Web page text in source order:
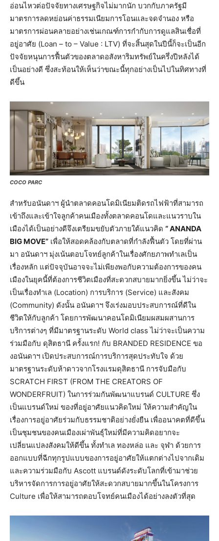
อ่อนไหวต่อปัจจัยทางเศรษฐกิจไม่มากนัก บวกกับภาครัฐมี
มาตรการลดหย่อนค่าธรรมเนียมการโอนและจดจำนอง หรือ
มาตรการผ่อนคลายอย่างเช่นเกณฑ์การกำกับการดูแลสินเชื่อที่
อยู่อาศัย (Loan – to – Value : LTV) ที่จะสิ้นสุดในปีนี้ก็จะเป็นอีก
ปัจจัยหนุนการฟื้นตัวของตลาดอสังหาริมทรัพย์ในครึ่งปีหลังได้
เป็นอย่างดี ซึ่งสะท้อนให้เห็นว่าขณะนี้ทุกอย่างเป็นไปในทิศทางที่
ดีขึ้น
COCO PARC
สำหรับอนันดาฯ ผู้นำตลาดคอนโดมิเนียมติดรถไฟฟ้าที่สามารถ
เข้าถึงและเข้าใจลูกค้าคนเมืองทั้งตลาดคอนโดและแนวราบใน
เมืองได้เป็นอย่างดีจึงเตรียมขยับตัวภายใต้แนวคิด “ ANANDA
BIG MOVE” เพื่อให้สอดคล้องกับตลาดที่กำลังฟื้นตัว โดยที่ผ่าน
มา อนันดาฯ มุ่งเน้นตอบโจทย์ลูกค้าในเรื่องศักยภาพทำเลเป็น
เรื่องหลัก แต่ปัจจุบันอาจจะไม่เพียงพอกับความต้องการของคน
เมืองในยุคนี้ที่ต้องการชีวิตเมืองที่สะดวกสบายมากยิ่งขึ้น ไม่ว่าจะ
เป็นเรื่องทำเล (Location) การบริการ (Service) และสังคม
(Community) ดังนั้น อนันดาฯ จึงเร่งมอบประสบการณ์ที่ดีใน
ชีวิตให้กับลูกค้า โดยการพัฒนาคอนโดมิเนียมผสมผสานการ
บริการต่างๆ ที่มีมาตรฐานระดับ World class ไม่ว่าจะเป็นความ
ร่วมมือกับ ดุสิตธานี ครั้งแรก! กับ BRANDED RESIDENCE ขอ
งอนันดาฯ เปิดประสบการณ์การบริการสุดประทับใจ ด้วย
มาตรฐานระดับห้าดาวจากโรงแรมดุสิตธานี การจับมือกับ
SCRATCH FIRST (FROM THE CREATORS OF
WONDERFRUIT) ในการร่วมกันพัฒนาแบรนด์ CULTURE ซึ่ง
เป็นแบรนด์ใหม่ ของที่อยู่อาศัยแนวคิดใหม่ ให้ความสำคัญใน
เรื่องการอยู่อาศัยร่วมกับธรรมชาติอย่างยั่งยืน เพื่ออนาคตที่ดีขึ้น
เป็นชุมชนของคนเมืองเผ่าพันธุ์ใหม่ที่มีความคิดอยากจะ
เปลี่ยนแปลงสังคมให้ดีขึ้น ทั้งทำเล ทองหล่อ และ จุฬา ด้วยการ
ออกแบบที่ฉีกทุกรูปแบบของการอยู่อาศัยให้แตกต่างไปจากเดิม
และความร่วมมือกับ Ascott แบรนด์ดังระดับโลกที่เข้ามาช่วย
บริหารจัดการการอยู่อาศัยให้สะดวกสบายมากขึ้นในโครงการ
Culture เพื่อให้สามารถตอบโจทย์คนเมืองได้อย่างลงตัวที่สุด